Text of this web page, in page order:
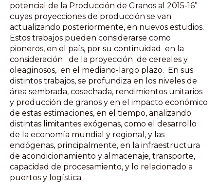
potencial de la Producción de Granos al 2015-16”
cuyas proyecciones de producción se van
actualizando posteriormente, en nuevos estudios.
Estos trabajos pueden considerarse como
pioneros, en el país, por su continuidad en la
consideración de la proyección de cereales y
oleaginosos, en el mediano-largo plazo. En sus
distintos trabajos, se profundiza en los niveles de
área sembrada, cosechada, rendimientos unitarios
y producción de granos y en el impacto económico
de estas estimaciones, en el tiempo, analizando
distintas limitantes exógenas, como el desarrollo
de la economía mundial y regional, y las
endógenas, principalmente, en la infraestructura
de acondicionamiento y almacenaje, transporte,
capacidad de procesamiento, y lo relacionado a
puertos y logística.